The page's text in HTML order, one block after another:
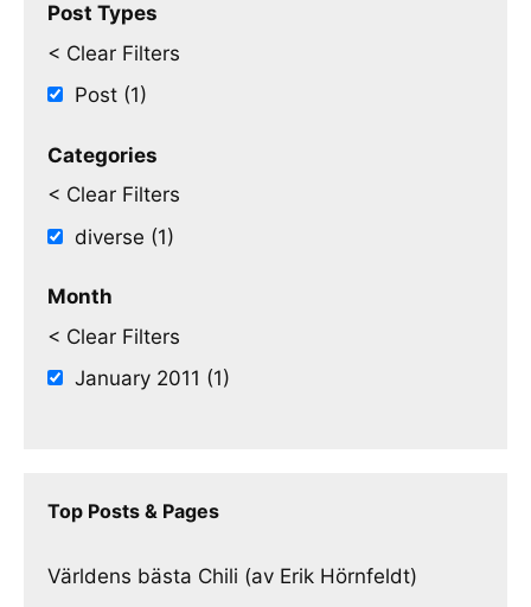
Post Types
< Clear Filters
Post (1)
Categories
< Clear Filters
diverse (1)
Month
< Clear Filters
January 2011 (1)
Top Posts & Pages
Världens bästa Chili (av Erik Hörnfeldt)